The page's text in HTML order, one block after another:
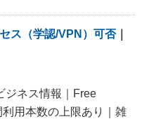
ス（学認/VPN）可否｜
ジネス情報｜Free
利用本数の上限あり｜雑